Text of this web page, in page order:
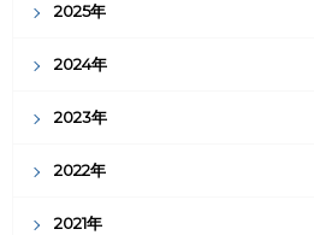
2025年
2024年
2023年
2022年
2021年